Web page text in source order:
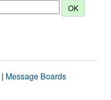
| Message Boards